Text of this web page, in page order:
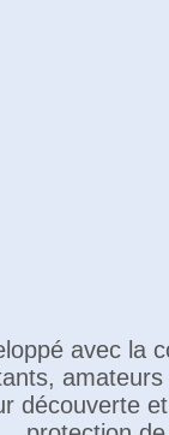
avec la
découverte